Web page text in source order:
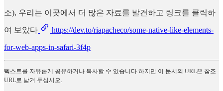
소), 우리는 이곳에서 더 많은 자료를 발견하고 링크를 클릭하
여 보았다 https://dev.to/riapacheco/some-native-like-elements-
for-web-apps-in-safari-3f4p
텍스트를 자유롭게 공유하거나 복사할 수 있습니다.하지만 이 문서의 URL은 참조
URL로 남겨 두십시오.